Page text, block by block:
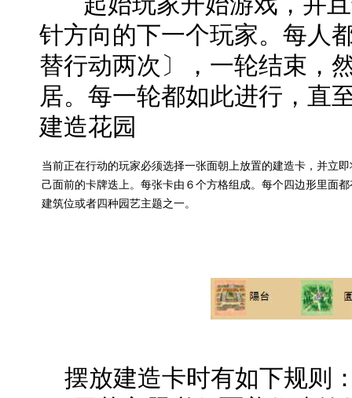
针方向的下一个玩家。每人
替行动两次〕，一轮结束，
居。每一轮都如此进行，直
建造花园
当前正在行动的玩家必须选择一张面朝上放置的建造卡，并立
己面前的卡牌迭上。每张卡由６个方格组成。每个四边形里面
建筑位或者四种园艺主题之一。
摆放建造卡时有如下规则